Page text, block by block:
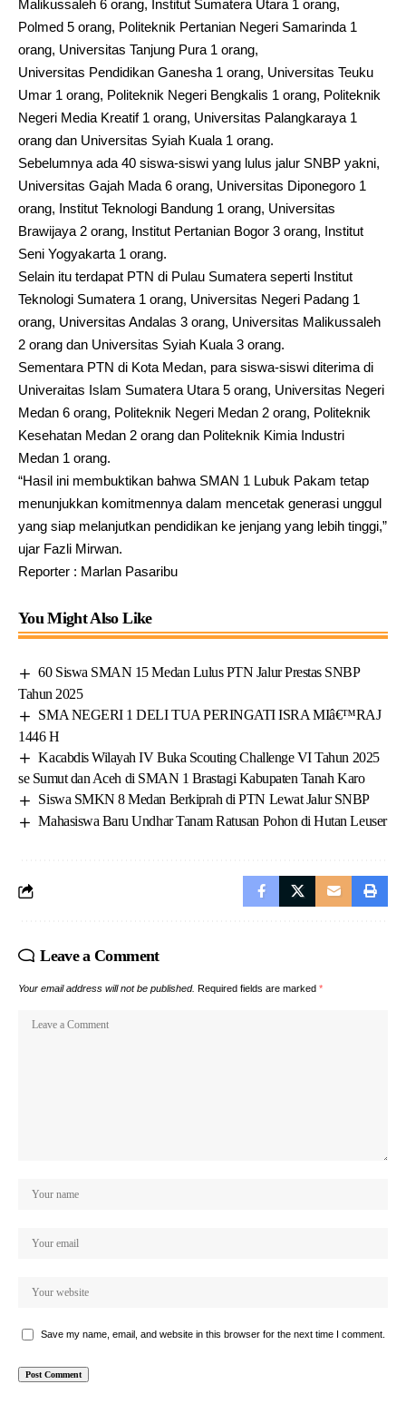
Malikussaleh 6 orang, Institut Sumatera Utara 1 orang,
Polmed 5 orang, Politeknik Pertanian Negeri Samarinda 1
orang, Universitas Tanjung Pura 1 orang,
Universitas Pendidikan Ganesha 1 orang, Universitas Teuku
Umar 1 orang, Politeknik Negeri Bengkalis 1 orang, Politeknik
Negeri Media Kreatif 1 orang, Universitas Palangkaraya 1
orang dan Universitas Syiah Kuala 1 orang.
Sebelumnya ada 40 siswa-siswi yang lulus jalur SNBP yakni,
Universitas Gajah Mada 6 orang, Universitas Diponegoro 1
orang, Institut Teknologi Bandung 1 orang, Universitas
Brawijaya 2 orang, Institut Pertanian Bogor 3 orang, Institut
Seni Yogyakarta 1 orang.
Selain itu terdapat PTN di Pulau Sumatera seperti Institut
Teknologi Sumatera 1 orang, Universitas Negeri Padang 1
orang, Universitas Andalas 3 orang, Universitas Malikussaleh
2 orang dan Universitas Syiah Kuala 3 orang.
Sementara PTN di Kota Medan, para siswa-siswi diterima di
Univeraitas Islam Sumatera Utara 5 orang, Universitas Negeri
Medan 6 orang, Politeknik Negeri Medan 2 orang, Politeknik
Kesehatan Medan 2 orang dan Politeknik Kimia Industri
Medan 1 orang.
“Hasil ini membuktikan bahwa SMAN 1 Lubuk Pakam tetap
menunjukkan komitmennya dalam mencetak generasi unggul
yang siap melanjutkan pendidikan ke jenjang yang lebih tinggi,”
ujar Fazli Mirwan.
Reporter : Marlan Pasaribu
You Might Also Like
60 Siswa SMAN 15 Medan Lulus PTN Jalur Prestas SNBP
Tahun 2025
SMA NEGERI 1 DELI TUA PERINGATI ISRA MIâ€™RAJ
1446 H
Kacabdis Wilayah IV Buka Scouting Challenge VI Tahun 2025
se Sumut dan Aceh di SMAN 1 Brastagi Kabupaten Tanah Karo
Siswa SMKN 8 Medan Berkiprah di PTN Lewat Jalur SNBP
Mahasiswa Baru Undhar Tanam Ratusan Pohon di Hutan Leuser
Leave a Comment
Your email address will not be published. Required fields are marked *
Save my name, email, and website in this browser for the next time I comment.